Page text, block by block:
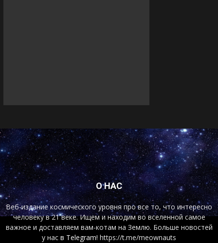
О НАС
Веб-издание космического уровня про все то, что интересно
человеку в 21 веке. Ищем и находим во вселенной самое
важное и доставляем вам-котам на Землю. Больше новостей
у нас в Telegram! https://t.me/meownauts